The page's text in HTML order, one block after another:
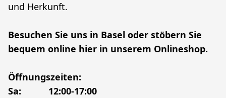
und Herkunft.
Besuchen Sie uns in Basel oder stöbern Sie
bequem online hier in unserem Onlineshop.
Öffnungszeiten:
Sa:			12:00-17:00